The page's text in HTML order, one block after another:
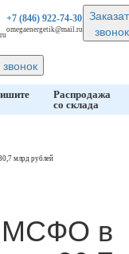
+7 (846)922-74-30
omegaenergetik@mail.ru
звонок
Распродажа
со склада
млрд рублей
МСФО в